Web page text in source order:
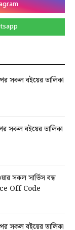
সকল বইয়ের তালিকা
সকল বইয়ের তালিকা
সকল সার্ভিস বন্ধ
Off Code
সকল বইয়ের তালিকা